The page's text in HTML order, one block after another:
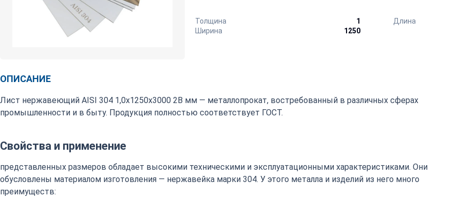
Толщина
1
Ширина
1250
Длина
ОПИСАНИЕ
Лист нержавеющий AISI 304 1,0х1250х3000 2В мм — металлопрокат, востребованный в различных сферах
промышленности и в быту. Продукция полностью соответствует ГОСТ.
Свойства и применение
представленных размеров обладает высокими техническими и эксплуатационными характеристиками. Они
обусловлены материалом изготовления — нержавейка марки 304. У этого металла и изделий из него много
преимуществ: